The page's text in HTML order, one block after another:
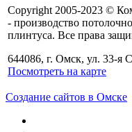
Copyright 2005-2023 ©
- производство
плинтуса. Все права
644086, г. Омск, ул. 33-я
Посмотреть на карте
Создание сайтов в Омске